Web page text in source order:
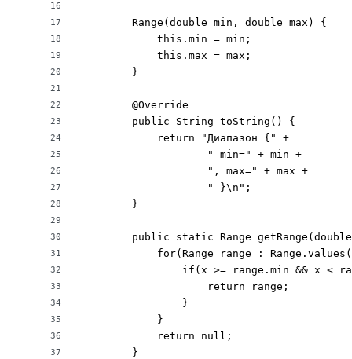
16
17
18
19
20
21
22
23
24
25
26
27
28
29
30
31
32
33
34
35
36
37
        Range(double min, double max) {
            this.min = min;
            this.max = max;
        }
        @Override
        public String toString() {
            return "Диапазон {" +
                    " min=" + min +
                    ", max=" + max +
                    " }\n";
        }
public static Range
for(Range range :
if(x >= range.min && x <
                    return range;
                }
            }
            return null;
        }